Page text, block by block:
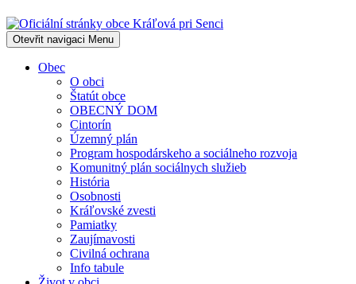
Otevřit navigaci Menu
Obec
O obci
Štatút obce
OBECNÝ DOM
Cintorín
Územný plán
Program hospodárskeho a sociálneho rozvoja
Komunitný plán sociálnych služieb
História
Osobnosti
Kráľovské zvesti
Pamiatky
Zaujímavosti
Civilná ochrana
Info tabule